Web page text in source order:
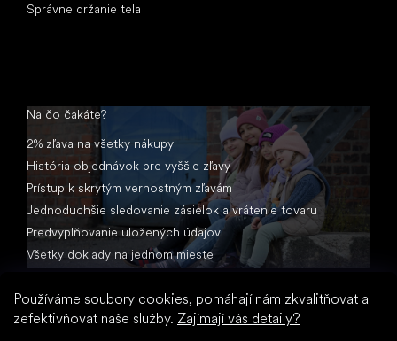
Používáme soubory cookies, pomáhají nám zkvalitňovat a
zefektivňovat naše služby. Zajímají vás detaily?
Správne držanie tela
Na čo čakáte?
2% zľava na všetky nákupy
História objednávok pre vyššie zľavy
Prístup k skrytým vernostným zľavám
Jednoduchšie sledovanie zásielok a vrátenie tovaru
Predvyplňovanie uložených údajov
Všetky doklady na jednom mieste